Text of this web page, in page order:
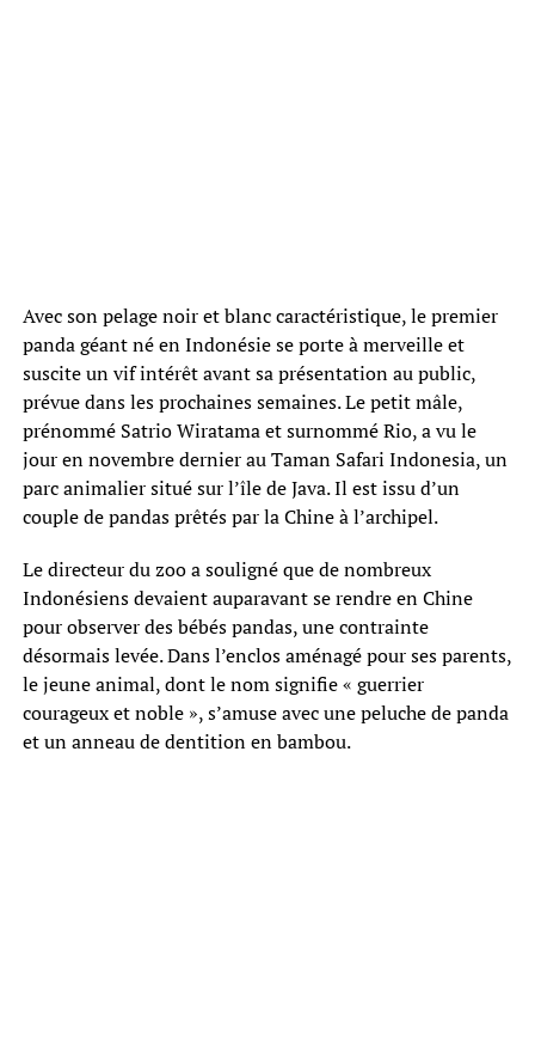
Avec son pelage noir et blanc caractéristique, le premier
panda géant né en Indonésie se porte à merveille et
suscite un vif intérêt avant sa présentation au public,
prévue dans les prochaines semaines. Le petit mâle,
prénommé Satrio Wiratama et surnommé Rio, a vu le
jour en novembre dernier au Taman Safari Indonesia, un
parc animalier situé sur l’île de Java. Il est issu d’un
couple de pandas prêtés par la Chine à l’archipel.
Le directeur du zoo a souligné que de nombreux
Indonésiens devaient auparavant se rendre en Chine
pour observer des bébés pandas, une contrainte
désormais levée. Dans l’enclos aménagé pour ses parents,
le jeune animal, dont le nom signifie « guerrier
courageux et noble », s’amuse avec une peluche de panda
et un anneau de dentition en bambou.